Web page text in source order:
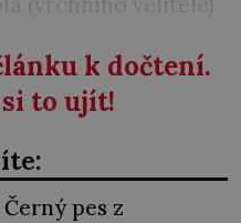
k dočtení.
to ujít!
pes z